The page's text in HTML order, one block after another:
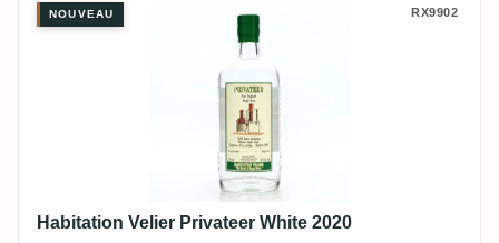
Habitation Velier Privateer White 2020
NOUVEAU RX9902
Habitation Velier Privateer White 2020